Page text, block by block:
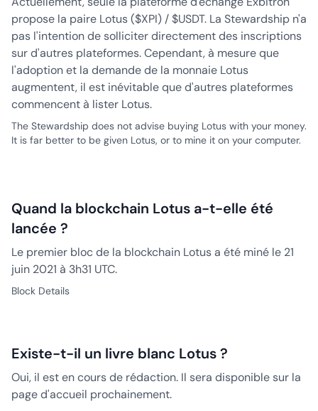
propose la paire Lotus ($XPI) / $USDT. La Stewardship n'a
pas l'intention de solliciter directement des inscriptions
sur d'autres plateformes. Cependant, à mesure que
l'adoption et la demande de la monnaie Lotus
augmentent, il est inévitable que d'autres plateformes
commencent à lister Lotus.
The Stewardship does not advise buying Lotus with your money.
It is far better to be given Lotus, or to mine it on your computer.
Quand la blockchain Lotus a-t-elle été
lancée ?
Le premier bloc de la blockchain Lotus a été miné le 21
juin 2021 à 3h31 UTC.
Block Details
Existe-t-il un livre blanc Lotus ?
Oui, il est en cours de rédaction. Il sera disponible sur la
page d'accueil prochainement.